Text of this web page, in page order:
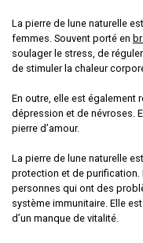
La pierre de lune naturelle
femmes. Souvent porté en
soulager le stress, de
de stimuler la chaleur
En outre, elle est également
dépression et de névroses.
pierre d’amour.
La pierre de lune naturelle
protection et de purification.
personnes qui ont des
système immunitaire. Elle
d’un manque de vitalité.